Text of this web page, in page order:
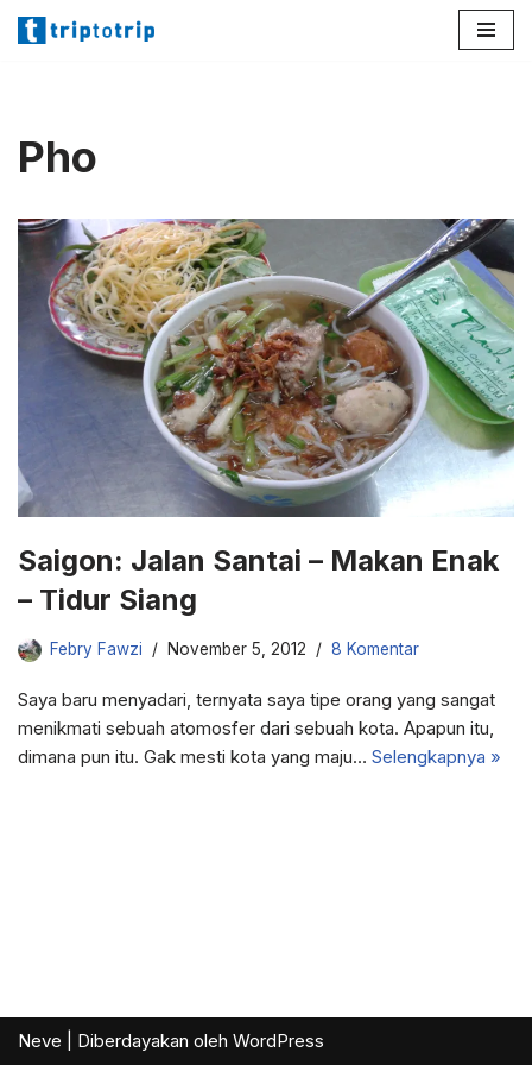
Pho
Saigon: Jalan Santai – Makan Enak
– Tidur Siang
Febry Fawzi November 5, 2012 8 Komentar
Saya baru menyadari, ternyata saya tipe orang yang sangat
menikmati sebuah atomosfer dari sebuah kota. Apapun itu,
dimana pun itu. Gak mesti kota yang maju… Selengkapnya »
Neve | Diberdayakan oleh WordPress